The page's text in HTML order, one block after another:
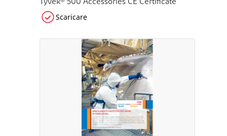
Tyvek® 500 Accessories CE Certificate
Scaricare